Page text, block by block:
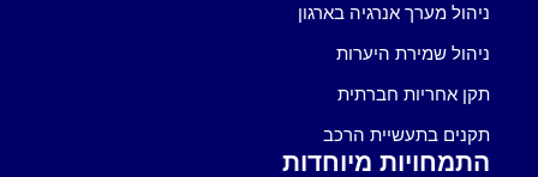
ניהול מערך אנרגיה בארגון
ניהול שמירת היערות
תקן אחריות חברתית
תקנים בתעשיית הרכב
התמחויות מיוחדות